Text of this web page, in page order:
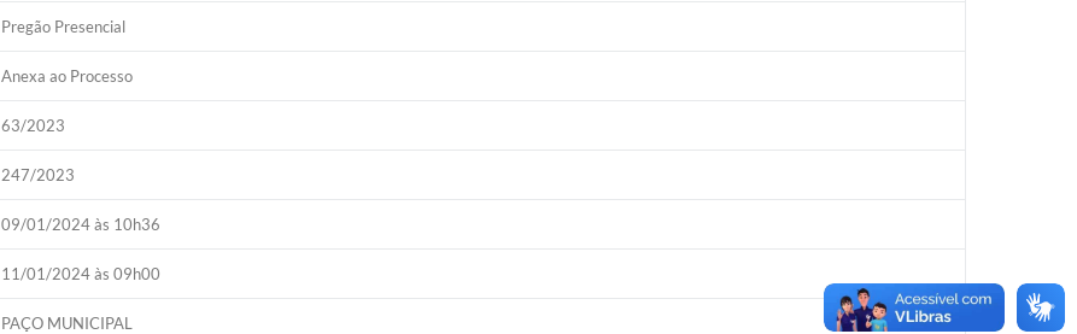
Pregão Presencial
Anexa ao Processo
63/2023
247/2023
09/01/2024 às 10h36
11/01/2024 às 09h00
PAÇO MUNICIPAL